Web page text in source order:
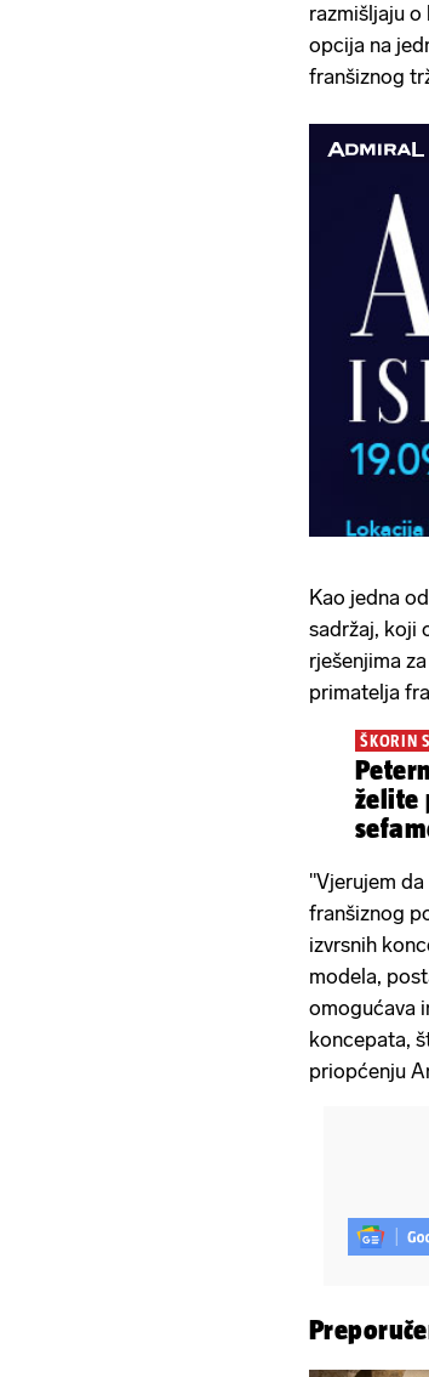
razmišljaju
opcija na
franšiznog
Kao jedna
sadržaj, koji
rješenjima
primatelja
ŠKORIN
želite
"Vjerujem
franšiznog
izvrsnih
modela,
omogućava
koncepata,
priopćenju